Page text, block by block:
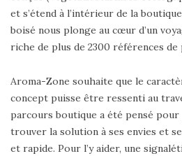
et s’étend à l’intérieur de la
boisé nous plonge au cœur d’un
riche de plus de 2300 références
Aroma-Zone souhaite que le
concept puisse être ressenti au
parcours boutique a été pensé
trouver la solution à ses envies et
et rapide. Pour l’y aider, une